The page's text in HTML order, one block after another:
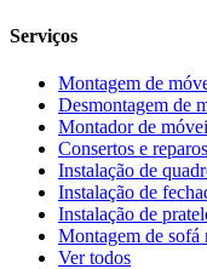
Serviços
Montagem de
Desmontagem de
Montador de
Consertos e
Instalação de
Instalação de
Instalação de
Montagem de sofá
Ver todos